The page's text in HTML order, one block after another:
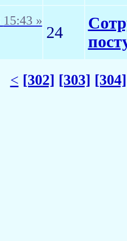
15:43 »
24
< [302] [303] [304]